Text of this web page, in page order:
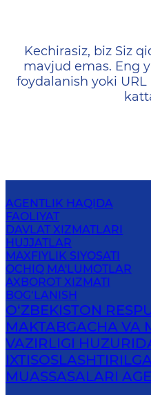
404 —
Kechirasiz, biz Siz
mavjud emas. Eng
foydalanish yoki
AGENTLIK HAQIDA
FAOLIYAT
DAVLAT XIZMATLARI
HUJJATLAR
MAXFIYLIK SIYOSATI
OCHIQ MA'LUMOTLAR
AXBOROT XIZMATI
BOG‘LANISH
O‘ZBEKISTON
MAKTABGACHA VA
VAZIRLIGI
MUASSASALARI